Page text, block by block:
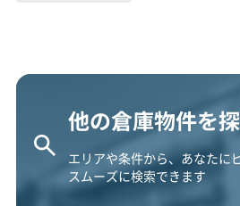
他の倉庫物件を
エリアや条件から、あなたに
スムーズに検索できます